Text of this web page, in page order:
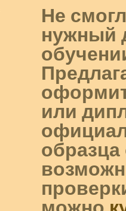
Не
нужный
или